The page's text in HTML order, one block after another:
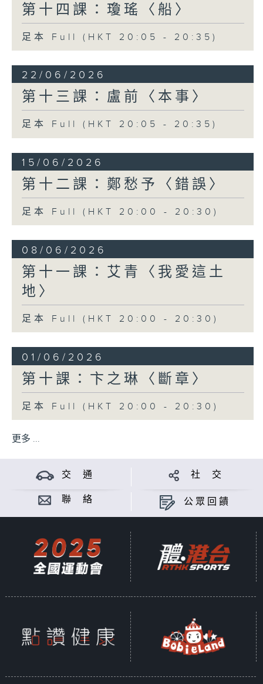
第十四課：瓊瑤〈船〉
足本 Full (HKT 20:05 - 20:35)
22/06/2026
第十三課：盧前〈本事〉
足本 Full (HKT 20:05 - 20:35)
15/06/2026
第十二課：鄭愁予〈錯誤〉
足本 Full (HKT 20:00 - 20:30)
08/06/2026
第十一課：艾青〈我愛這土
地〉
足本 Full (HKT 20:00 - 20:30)
01/06/2026
第十課：卞之琳〈斷章〉
足本 Full (HKT 20:00 - 20:30)
更多 ...
交 通 社 交
聯 絡 公眾回饋